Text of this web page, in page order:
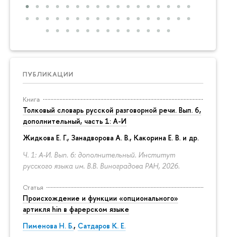
ПУБЛИКАЦИИ
Книга
Толковый словарь русской разговорной речи. Вып. 6,
дополнительный, часть 1: А-И
Жидкова Е. Г., Занадворова А. В., Какорина Е. В. и др.
Ч. 1: А-И. Вып. 6: дополнительный. Институт
русского языка им. В.В. Виноградова РАН, 2026.
Статья
Происхождение и функции «опционального»
артикля hin в фарерском языке
Пименова Н. Б., Сатдаров К. Е.